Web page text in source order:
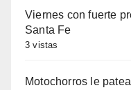
Viernes con fuerte
Santa Fe
3 vistas
Motochorros le